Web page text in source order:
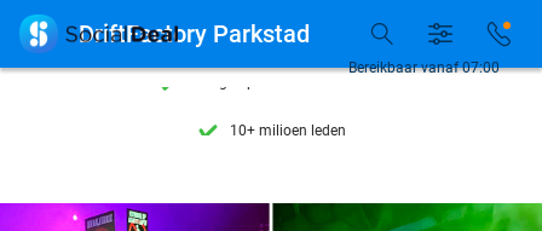
7 dagen per week beschikbaarBereikbaar vanaf 07:00
 DriftFactory Parkstad